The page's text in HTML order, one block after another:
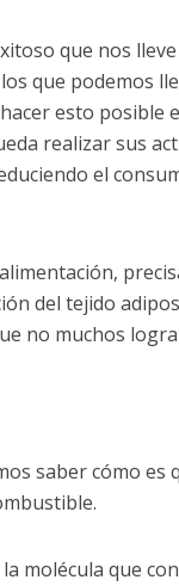
que nos
que podemos
esto posible
realizar sus
el
del tejido
no muchos
saber cómo
molécula que